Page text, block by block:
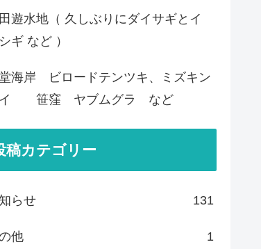
遊水地（ 久しぶりにダイサギとイ
ギ など ）
海岸 ビロードテンツキ、ミズキン
笹窪 ヤブムグラ など
稿カテゴリー
らせ 131
他 1